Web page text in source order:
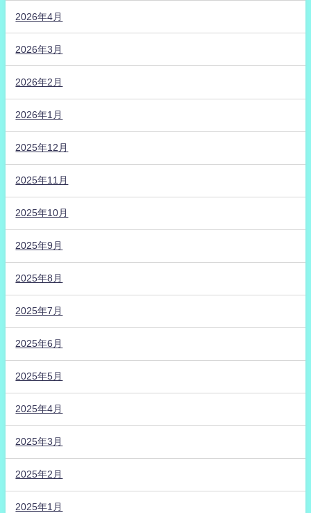
2026年4月
2026年3月
2026年2月
2026年1月
2025年12月
2025年11月
2025年10月
2025年9月
2025年8月
2025年7月
2025年6月
2025年5月
2025年4月
2025年3月
2025年2月
2025年1月